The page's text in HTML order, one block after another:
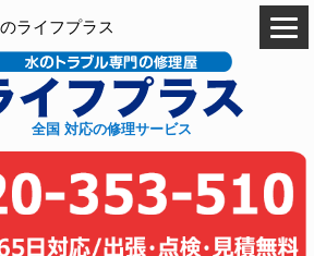
ライフプラス
全国 対応の修理サービス